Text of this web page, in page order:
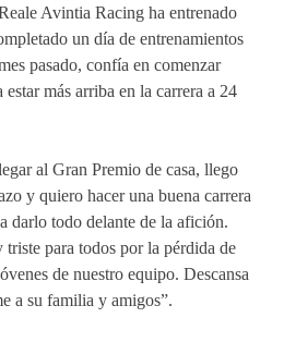
Avintia Racing ha entrenado
un día de entrenamientos
pasado, confía en comenzar
más arriba en la carrera a 24
al Gran Premio de casa, llego
y quiero hacer una buena carrera
darlo todo delante de la afición.
triste para todos por la pérdida de
de nuestro equipo. Descansa
a su familia y amigos”.